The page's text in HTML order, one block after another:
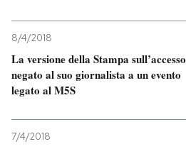
PODCAST
NEWSLETTER
8/4/2018
La versione della Stampa sull’accesso
negato al suo giornalista a un evento
legato al M5S
7/4/2018